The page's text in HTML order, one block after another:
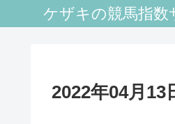
ケザキの競馬指数
2022年04月13